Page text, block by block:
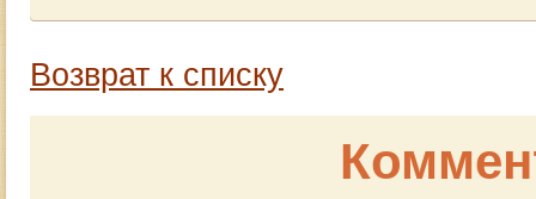
Возврат к списку